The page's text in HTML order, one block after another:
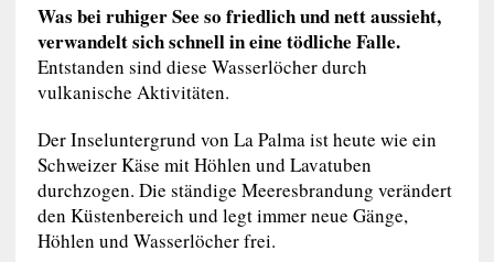
Was bei ruhiger See so friedlich und nett aussieht,
verwandelt sich schnell in eine tödliche Falle.
Entstanden sind diese Wasserlöcher durch
vulkanische Aktivitäten.
Der Inseluntergrund von La Palma ist heute wie ein
Schweizer Käse mit Höhlen und Lavatuben
durchzogen. Die ständige Meeresbrandung verändert
den Küstenbereich und legt immer neue Gänge,
Höhlen und Wasserlöcher frei.